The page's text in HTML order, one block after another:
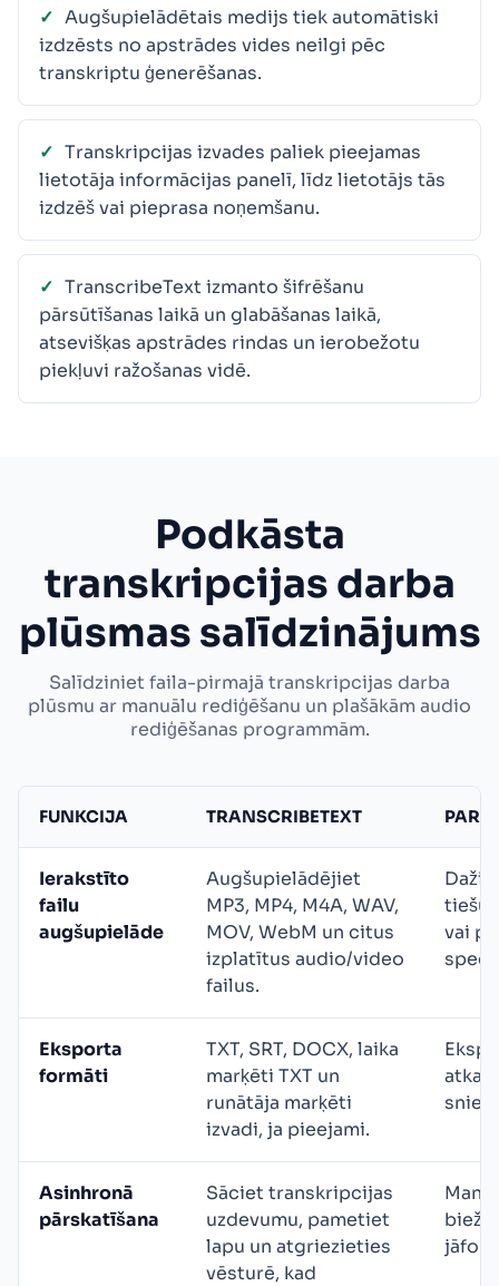
Augšupielādētais medijs tiek automātiski
izdzēsts no apstrādes vides neilgi pēc
transkriptu ģenerēšanas.
Transkripcijas izvades paliek pieejamas
lietotāja informācijas panelī, līdz lietotājs tās
izdzēš vai pieprasa noņemšanu.
TranscribeText izmanto šifrēšanu
pārsūtīšanas laikā un glabāšanas laikā,
atsevišķas apstrādes rindas un ierobežotu
piekļuvi ražošanas vidē.
Podkāsta
transkripcijas darba
plūsmas salīdzinājums
Salīdziniet faila-pirmajā transkripcijas darba
plūsmu ar manuālu rediģēšanu un plašākām audio
rediģēšanas programmām.
FUNKCIJA TRANSCRIBETEXT
Ierakstīto
failu
augšupielāde
Augšupielādējiet
MP3, MP4, M4A, WAV,
MOV, WebM un citus
izplatītus audio/video
failus.
Daži
tiešu
vai
Eksporta
formāti
TXT, SRT, DOCX, laika
marķēti TXT un
runātāja marķēti
izvadi, ja pieejami.
Asinhronā
pārskatīšana
Sāciet transkripcijas
uzdevumu, pametiet
lapu un atgriezieties
vēsturē, kad
bieži